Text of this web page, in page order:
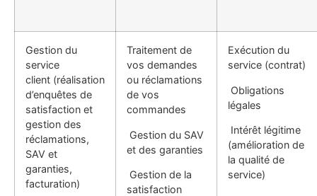
Gestion du
service
client (réalisation
d’enquêtes de
satisfaction et
gestion des
réclamations,
SAV et
garanties,
facturation)
Traitement de
vos demandes
ou réclamations
de vos
commandes
Gestion du SAV
et des garanties
Gestion de la
satisfaction
Exécution du
service (contrat)
Obligations
légales
Intérêt légitime
(amélioration de
la qualité de
service)